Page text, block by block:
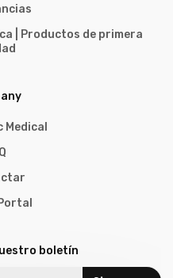
| Productos de primera
Medical
boletín